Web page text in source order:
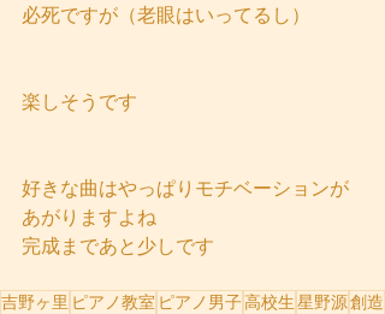
必死ですが（老眼はいってるし）
楽しそうです
好きな曲はやっぱりモチベーションが
あがりますよね
完成まであと少しです
吉野ヶ里 ピアノ教室 ピアノ男子高校生星野源創造